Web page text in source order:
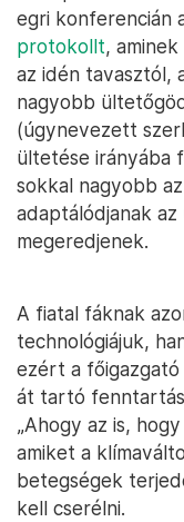
egri konferencián
protokollt,
az idén tavasztól,
nagyobb
(úgynevezett
ültetése irányába
sokkal nagyobb
adaptálódjanak
megeredjenek.
A fiatal fáknak
technológiájuk,
ezért a
át tartó
„Ahogy az is,
amiket a
betegségek
kell cserélni.